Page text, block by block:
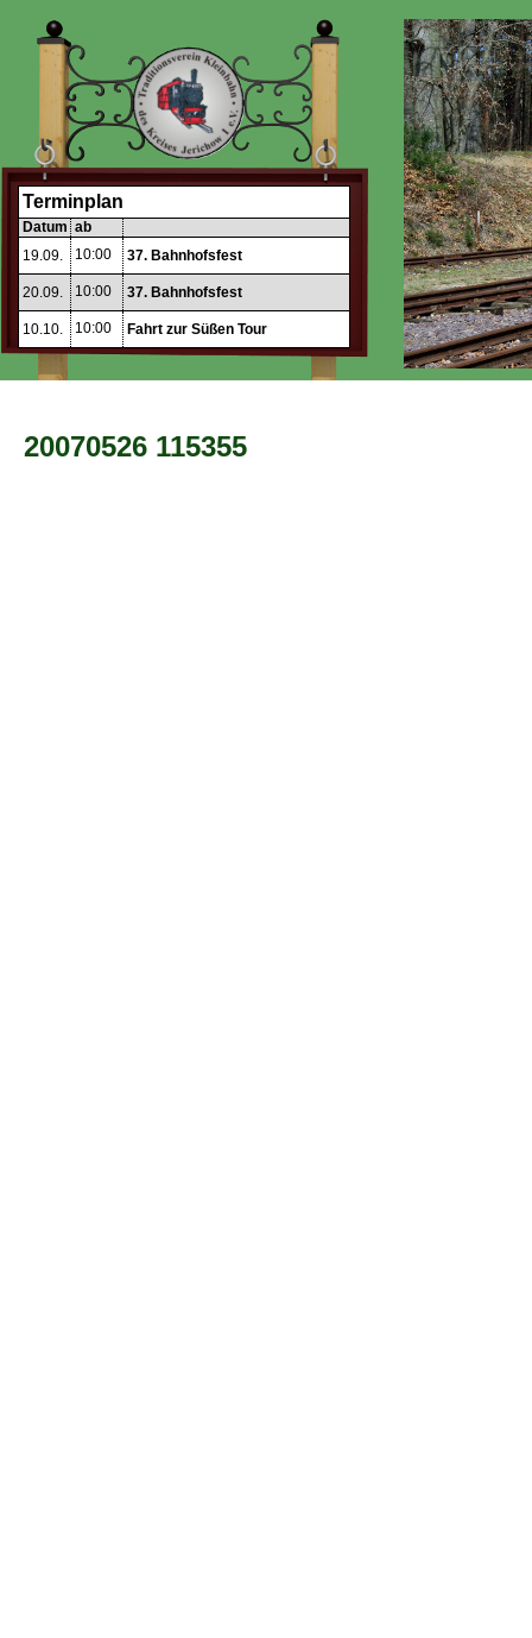
Terminplan
Datum ab
19.09.
10:00 37. Bahnhofsfest
20.09. 10:00 37. Bahnhofsfest
10.10. 10:00 Fahrt zur Süßen Tour
20070526 115355